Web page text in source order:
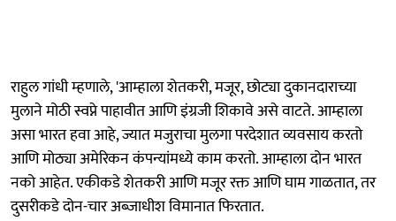
राहुल गांधी म्हणाले, 'आम्हाला शेतकरी, मजूर, छोट्या दुकानदाराच्या
मुलाने मोठी स्वप्ने पाहावीत आणि इंग्रजी शिकावे असे वाटते. आम्हाला
असा भारत हवा आहे, ज्यात मजुराचा मुलगा परदेशात व्यवसाय करतो
आणि मोठ्या अमेरिकन कंपन्यांमध्ये काम करतो. आम्हाला दोन भारत
नको आहेत. एकीकडे शेतकरी आणि मजूर रक्त आणि घाम गाळतात, तर
दुसरीकडे दोन-चार अब्जाधीश विमानात फिरतात.